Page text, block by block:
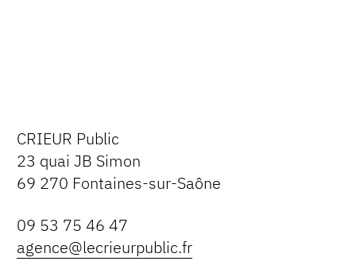
CRIEUR Public
23 quai JB Simon
69 270 Fontaines-sur-Saône
09 53 75 46 47
agence@lecrieurpublic.fr